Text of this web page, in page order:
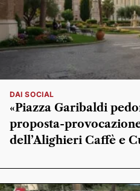
DAI SOCIAL
«Piazza Garibaldi
proposta-
dell’Alighieri Caffè e